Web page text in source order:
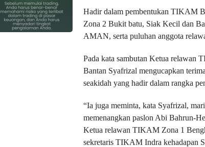
Hadir dalam pembentukan TIKAM
Zona 2 Bukit batu, Siak Kecil dan
AMAN, serta puluhan anggota
Pada kata sambutan Ketua
Bantan Syafrizal mengucapkan
seakidah yang hadir dalam rangka
“Ia juga meminta, kata Syafrizal,
memenangkan paslon Abi Bahrun-
Ketua relawan TIKAM Zona 1
sekretaris TIKAM Indra kehadapan